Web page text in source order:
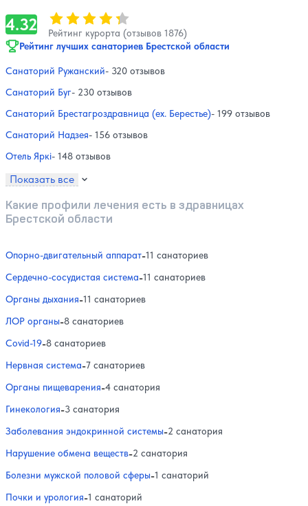
4.32 Оценка, количество звезд:
Рейтинг курорта (отзывов 1876)
Рейтинг лучших санаториев Брестской области
Санаторий Ружанский- 320 отзывов
Санаторий Буг- 230 отзывов
Санаторий Брестагроздравница (ex. Берестье)- 199 отзывов
Санаторий Надзея- 156 отзывов
Отель Яркi- 148 отзывов
Показать все
Какие профили лечения есть в здравницах
Брестской области
Опорно-двигательный аппарат-11 санаториев
Сердечно-сосудистая система-11 санаториев
Органы дыхания-11 санаториев
ЛОР органы-8 санаториев
Covid-19-8 санаториев
Нервная система-7 санаториев
Органы пищеварения-4 санатория
Гинекология-3 санатория
Заболевания эндокринной системы-2 санатория
Нарушение обмена веществ-2 санатория
Болезни мужской половой сферы-1 санаторий
Почки и урология-1 санаторий